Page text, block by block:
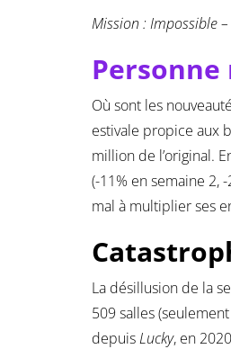
Mission : Impossible
Personne
Où sont les
estivale propice aux
million de l’original.
(-11% en semaine 2,
mal à multiplier ses
La désillusion de la
509 salles
depuisLucky, en